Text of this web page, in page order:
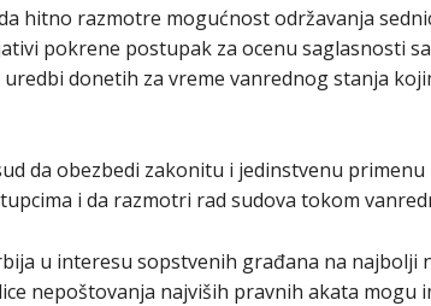
hitno razmotre mogućnost održavanja
pokrene postupak za ocenu saglasnosti
donetih za vreme vanrednog stanja
da obezbedi zakonitu i jedinstvenu
i da razmotri rad sudova tokom
u interesu sopstvenih građana na najbolji
nepoštovanja najviših pravnih akata mogu